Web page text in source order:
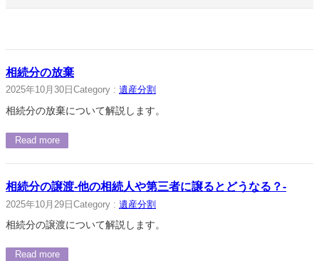
相続分の放棄
2025年10月30日 Category : 遺産分割
相続分の放棄について解説します。
Read more
相続分の譲渡-他の相続人や第三者に譲るとどうなる？-
2025年10月29日 Category : 遺産分割
相続分の譲渡について解説します。
Read more